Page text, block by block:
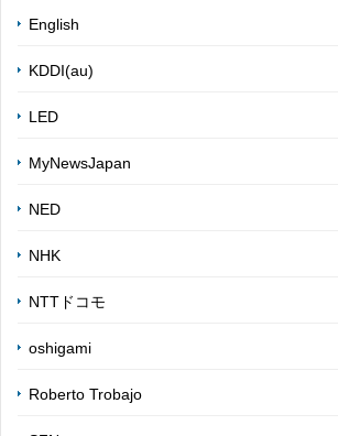
English
KDDI(au)
LED
MyNewsJapan
NED
NHK
NTTドコモ
oshigami
Roberto Trobajo